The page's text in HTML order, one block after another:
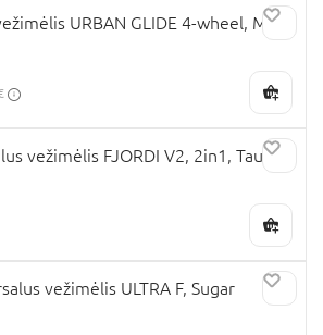
URBAN GLIDE 4-wheel, Mid
vežimėlis FJORDI V2, 2in1, Taupe,
vežimėlis ULTRA F, Sugar